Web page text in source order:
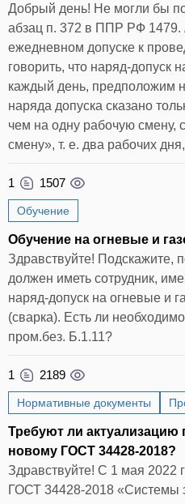
Добрый день! Не могли бы
абзац п. 372 в ППР РФ
ежедневном допуске к
говорить, что наряд-допуск
каждый день, предположим
наряда допуска сказано
чем на одну рабочую смену,
смену», т. е. два рабочих
1 1507
Обучение
Обучение на огневые и
Здравствуйте! Подскажите,
должен иметь сотрудник,
наряд-допуск на огневые и
(сварка). Есть ли
пром.без. Б.1.11?
1 2189
Нормативные документы
Требуют ли актуализацию
новому ГОСТ 34428-2018?
Здравствуйте! С 1 мая 2022
ГОСТ 34428-2018 «Системы